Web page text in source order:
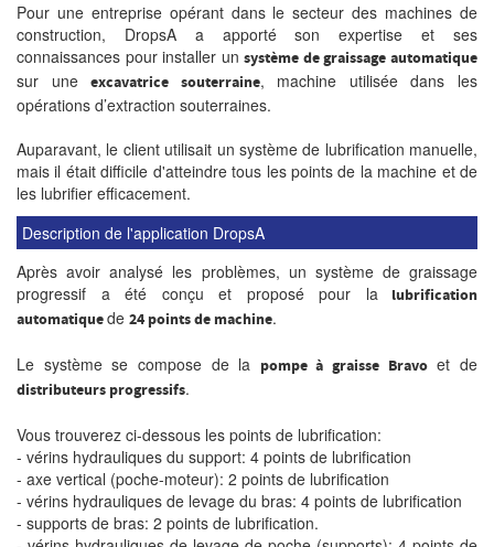
Pour une entreprise opérant dans le secteur des machines de
construction, DropsA a apporté son expertise et ses
connaissances pour installer unsystème de graissage automatique
sur uneexcavatrice souterraine, machine utilisée dans les
opérations d’extraction souterraines.
Auparavant, le client utilisait un système de lubrification manuelle,
mais il était difficile d'atteindre tous les points de la machine et de
les lubrifier efficacement.
Description de l'application DropsA
Après avoir analysé les problèmes, un système de graissage
progressif a été conçu et proposé pour lalubrification
automatiquede 24 points de machine.
Le système se compose de la pompe à graisse Bravoet de
distributeurs progressifs.
Vous trouverez ci-dessous les points de lubrification:
- vérins hydrauliques du support: 4 points de lubrification
- axe vertical (poche-moteur): 2 points de lubrification
- vérins hydrauliques de levage du bras: 4 points de lubrification
- supports de bras: 2 points de lubrification.